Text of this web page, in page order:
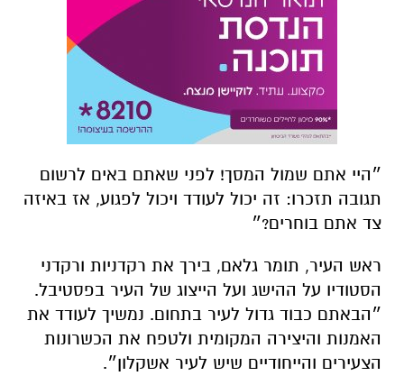
״היי אתם שמול המסך! לפני שאתם באים לרשום
תגובה תזכרו: זה יכול לעודד ויכול לפגוע, אז באיזה
צד אתם בוחרים?״
ראש העיר, תומר גלאם, בירך את רקדניות ורקדני
הסטודיו על ההישג ועל הייצוג של העיר בפסטיבל.
״הבאתם כבוד גדול לעיר בתחום. נמשיך לעודד את
האמנות והיצירה המקומית ולטפח את הכשרונות
הצעירים והייחודיים שיש לעיר אשקלון״.